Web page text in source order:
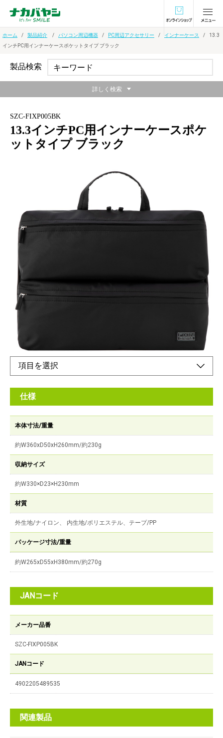
オンラインショ
ホーム 製品紹介 パソコン周辺機器 PC周辺アクセサリー インナーケース
13.3
インチPC用インナーケースポケットタイプ ブラック
SZC-FIXP005BK
13.3インチPC用インナーケースポケ
ットタイプ ブラック
収納充実＆軽量設計（ポケットタイプ）
¥5,640
■180°に大きく開き出し入れが便利
■上下2段のポケットで細かく収納
仕様
本体寸法/重量
約W360xD50xH260mm/約230g
収納サイズ
約W330×D23×H230mm
材質
外生地/ナイロン、 内生地/ポリエステル、テープ/PP
パッケージ寸法/重量
約W265xD55xH380mm/約270g
JANコード
メーカー品番
SZC-FIXP005BK
JANコード
4902205489535
関連製品
製品検索
詳しく検索